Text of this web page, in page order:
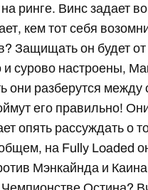
ринге. Винс задает
кем тот себя
Защищать он будет
и сурово настроены,
они разберутся
его правильно!
опять рассуждать о
на Fully Loaded
Мэнкайнда и